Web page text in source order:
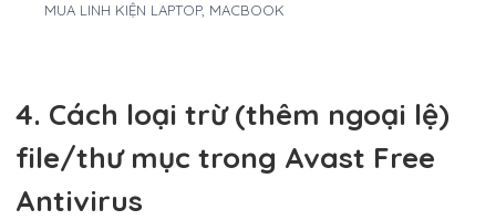
MUA LINH KIỆN LAPTOP, MACBOOK
4. Cách loại trừ (thêm ngoại lệ)
file/thư mục trong Avast Free
Antivirus